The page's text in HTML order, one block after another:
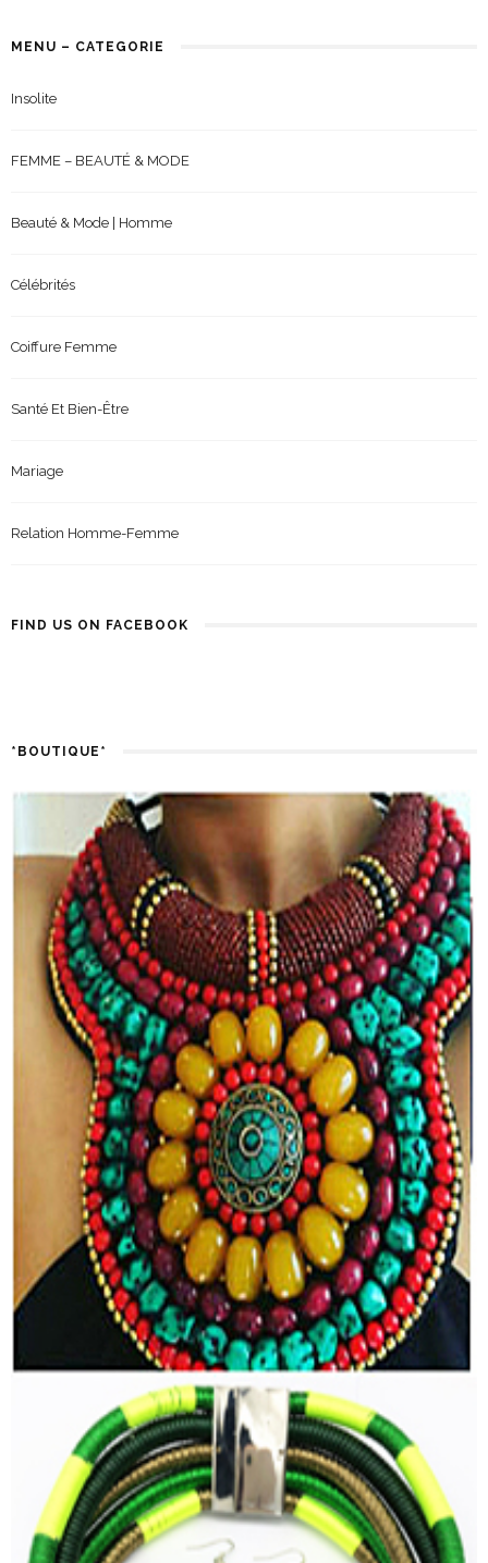
MENU – CATEGORIE
Insolite
FEMME – BEAUTÉ & MODE
Beauté & Mode | Homme
Célébrités
Coiffure Femme
Santé Et Bien-Être
Mariage
Relation Homme-Femme
FIND US ON FACEBOOK
*BOUTIQUE*